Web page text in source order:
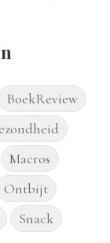
BoekReview
Macros
Ontbijt
Snack